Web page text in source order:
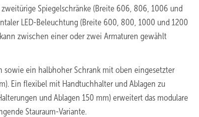
Spiegelschränke (Breite 606, 806, 1006 und
LED-­Beleuchtung (Breite 600, 800, 1000 und 1200
zwischen einer oder zwei Armaturen gewählt
sowie ein halbhoher Schrank mit oben eingesetzter
Ein flexibel mit Handtuchhalter und Ablagen zu
und Ablagen 150 mm) erweitert das modulare
Stauraum-Variante.